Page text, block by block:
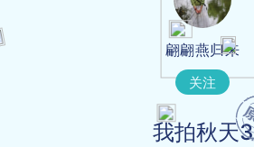
翩翩燕归来
关注
我拍秋天3